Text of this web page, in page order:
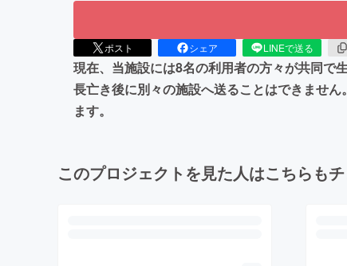
ポスト シェア LINEで送る
現在、当施設には8名の利用者の方々が共同で
長亡き後に別々の施設へ送ることはできませ
ます。
このプロジェクトを見た人はこちらも